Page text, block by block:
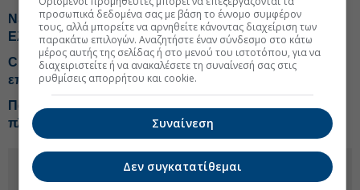
Νέο καταστατικό για ΟΛΠ με δυνατότητα επέκτασης σε
Ελλάδα και εξωτερικό
CrediaBank: Ρεκόρ σε εκταμιεύσεις και
επαναλαμβανόμενα κέρδη προ προβλέψεων
Πάτησε γκάζι το Sani/Ikos τη φετινή χρονιά, επενδυτικό
πλάνο 1 δισ.
προσωπικά δεδομένα σας με βάση το έννομο συμφέρον
τους, αλλά μπορείτε να αρνηθείτε κάνοντας διαχείριση των
παρακάτω επιλογών. Αναζητήστε έναν σύνδεσμο στο κάτω
μέρος αυτής της σελίδας ή στο μενού του ιστοτόπου, για να
διαχειριστείτε ή να ανακαλέσετε τη συναίνεσή σας στις
ρυθμίσεις απορρήτου και cookie.
Συναίνεση
Δεν συγκατατίθεμαι